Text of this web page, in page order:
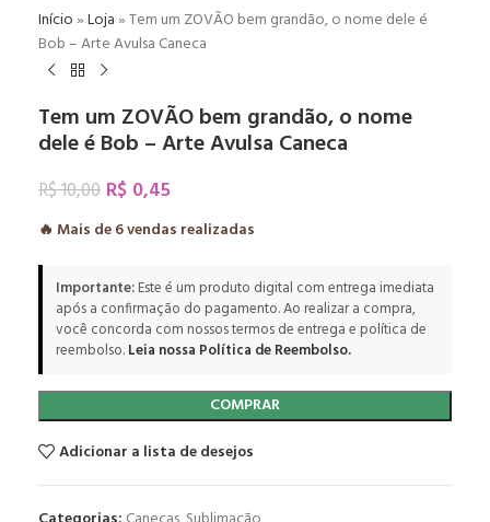
Início»Loja»Tem um ZOVÃO bem grandão, o nome dele é
Bob – Arte Avulsa Caneca
Tem um ZOVÃO bem grandão, o nome
dele é Bob – Arte Avulsa Caneca
R$10,00 R$ 0,45
🔥 Mais de6vendas realizadas
Importante:Este é um produto digital com entrega imediata
após a confirmação do pagamento. Ao realizar a compra,
você concorda com nossos termos de entrega e política de
reembolso.Leia nossa Política de Reembolso.
COMPRAR
Adicionar a lista de desejos